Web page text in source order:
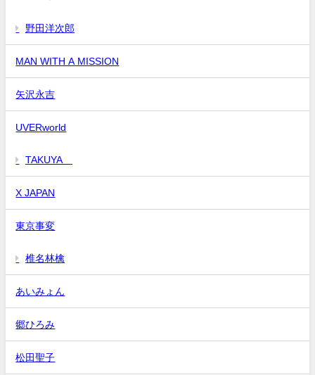
野田洋次郎
MAN WITH A MISSION
矢沢永吉
UVERworld
TAKUYA∞
X JAPAN
東京事変
椎名林檎
あいみょん
郷ひろみ
松田聖子